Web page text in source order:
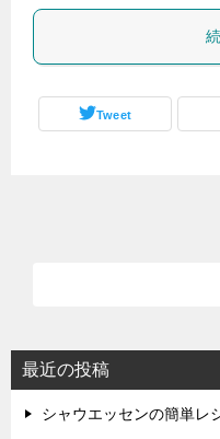
Tweet
最近の投稿
シャウエッセンの簡単レ